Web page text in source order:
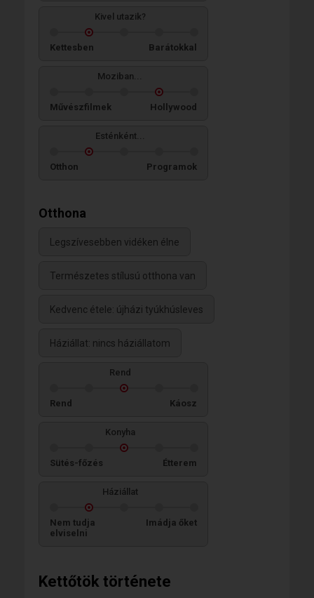
Kettőtök története
Kivel utazik?
Kettesben Barátokkal
Moziban...
Művészfilmek Hollywood
Esténként...
Otthon Programok
Otthona
Legszívesebben vidéken élne
Természetes stílusú otthona van
Kedvenc étele: újházi tyúkhúsleves
Háziállat: nincs háziállatom
Rend
Rend Káosz
Konyha
Sütés-főzés Étterem
Háziállat
Nem tudja
elviselni
Imádja őket